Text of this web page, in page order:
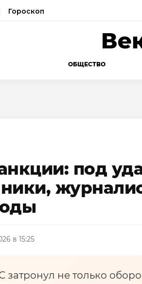
Гороскоп
ОБЩЕСТВО
под
в 15:25
не только